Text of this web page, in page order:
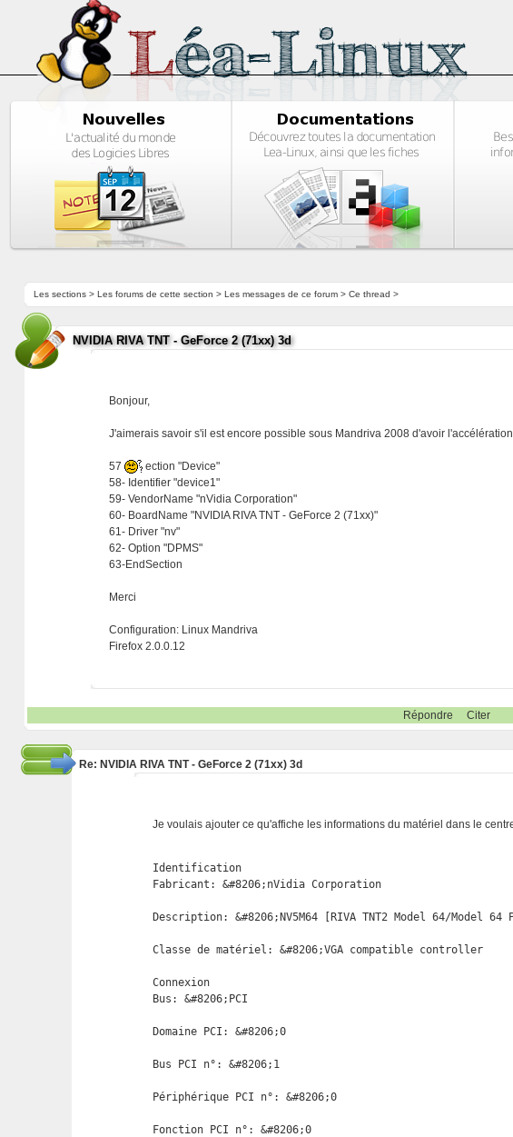
Les sections> Les forums de cette section > Les messages de ce forum> Ce thread >
NVIDIA RIVA TNT - GeForce 2 (71xx) 3d
Bonjour,
J'aimerais savoir s'il est encore possible sous Mandriva 2008 d'avoir
57
ection "Device"
58- Identifier "device1"
59- VendorName "nVidia Corporation"
60- BoardName "NVIDIA RIVA TNT - GeForce 2 (71xx)"
61- Driver "nv"
62- Option "DPMS"
63-EndSection
Merci
Configuration: Linux Mandriva
Firefox 2.0.0.12
Répondre Citer
Re: NVIDIA RIVA TNT - GeForce 2 (71xx) 3d
Je voulais ajouter ce qu'affiche les informations du matériel dans le
Identification
Fabricant: &#8206;nVidia Corporation
Description: &#8206;NV5M64 [RIVA TNT2 Model 64/Model 64
Classe de matériel: &#8206;VGA compatible controller
Connexion
Bus: &#8206;PCI
Domaine PCI: &#8206;0
Bus PCI n°: &#8206;1
Périphérique PCI n°: &#8206;0
Fonction PCI n°: &#8206;0